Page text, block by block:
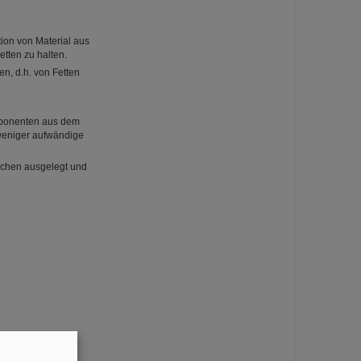
von Material aus
zu halten.
d.h. von Fetten
aus dem
aufwändige
ausgelegt und